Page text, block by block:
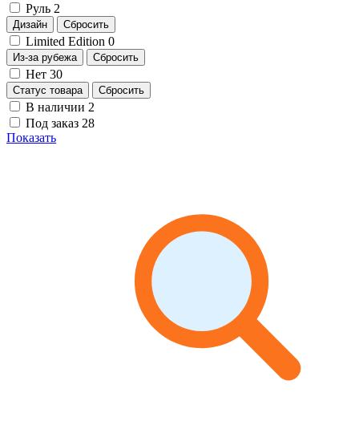
Руль 2
Дизайн Сбросить
Limited Edition 0
Из-за рубежа Сбросить
Нет 30
Статус товара Сбросить
В наличии 2
Под заказ 28
Показать